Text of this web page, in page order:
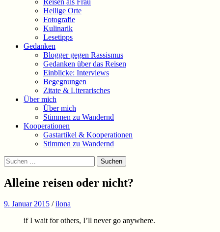
Heilige Orte
Fotografie
Kulinarik
Lesetipps
Gedanken
Blogger gegen Rassismus
Gedanken über das Reisen
Einblicke: Interviews
Begegnungen
Zitate & Literarisches
Über mich
Über mich
Stimmen zu Wandernd
Kooperationen
Gastartikel & Kooperationen
Stimmen zu Wandernd
Suchen
Suchen
nach:
Alleine reisen oder nicht?
9. Januar 2015 /ilona
if I wait for others, I’ll never go anywhere.